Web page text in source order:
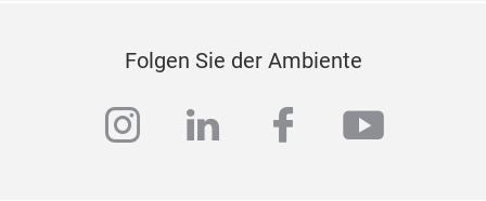
Folgen Sie der Ambiente
instagram
linkedinfacebook